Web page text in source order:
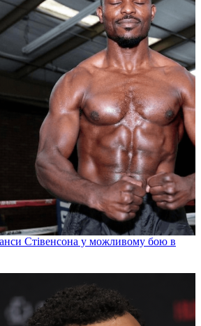
Стівенсона у можливому бою в